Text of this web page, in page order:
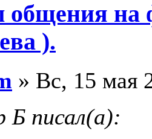
на
).
» Вс, 15 мая
Б писал(а):